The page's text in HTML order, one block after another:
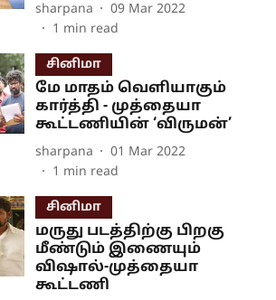
sharpana
09 Mar 2022
1 min read
சினிமா
மே மாதம் வெளியாகும்
கார்த்தி - முத்தையா
கூட்டணியின் ‘விருமன்’
sharpana
01 Mar 2022
1 min read
சினிமா
மருது படத்திற்கு பிறகு
மீண்டும் இணையும்
விஷால்-முத்தையா
கூட்டணி